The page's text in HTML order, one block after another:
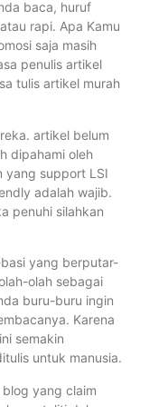
baca, huruf
rapi. Apa Kamu
saja masih
penulis artikel
tulis artikel murah
artikel belum
dipahami oleh
yang support LSI
adalah wajib.
penuhi silahkan
yang berputar-
olah sebagai
buru-buru ingin
Karena
semakin
untuk manusia.
yang claim